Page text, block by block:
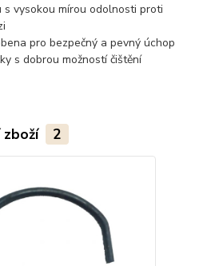
s vysokou mírou odolnosti proti
pro bezpečný a pevný úchop
s dobrou možností čištění
zboží 2